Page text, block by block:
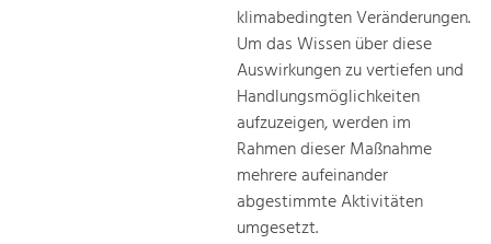
klimabedingten Veränderungen.
Um das Wissen über diese
Auswirkungen zu vertiefen und
Handlungsmöglichkeiten
aufzuzeigen, werden im
Rahmen dieser Maßnahme
mehrere aufeinander
abgestimmte Aktivitäten
umgesetzt.